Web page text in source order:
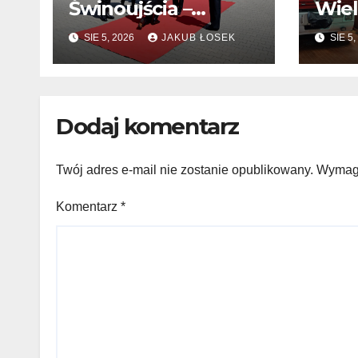
Świnoujścia –
zmiany kadrowe na
stanowiskach
komendantów
SIE 5, 2026 JAKUB ŁOSEK SIE 5,
Dodaj komentarz
Twój adres e-mail nie zostanie opublikowany.
Komentarz *